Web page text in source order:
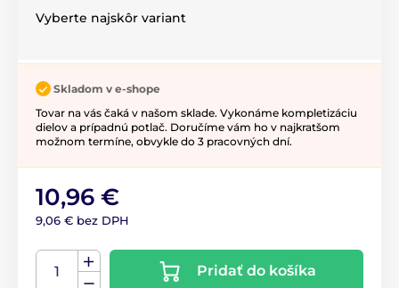
Vyberte najskôr variant
Skladom v e-shope
Tovar na vás čaká v našom sklade. Vykonáme kompletizáciu
dielov a prípadnú potlač. Doručíme vám ho v najkratšom
možnom termíne, obvykle do 3 pracovných dní.
10,96 €
9,06 € bez DPH
Pridať do košíka